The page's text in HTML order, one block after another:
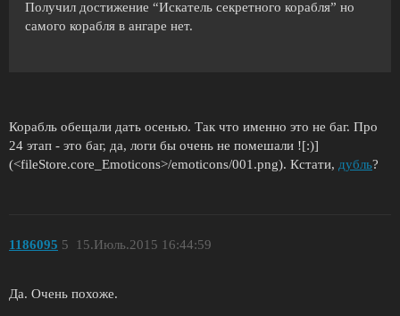
Получил достижение “Искатель секретного корабля” но
самого корабля в ангаре нет.
Корабль обещали дать осенью. Так что именно это не баг. Про
24 этап - это баг, да, логи бы очень не помешали ![:)]
(<fileStore.core_Emoticons>/emoticons/001.png). Кстати, дубль?
1186095 15.Июль.2015 16:44:59
5
Да. Очень похоже.